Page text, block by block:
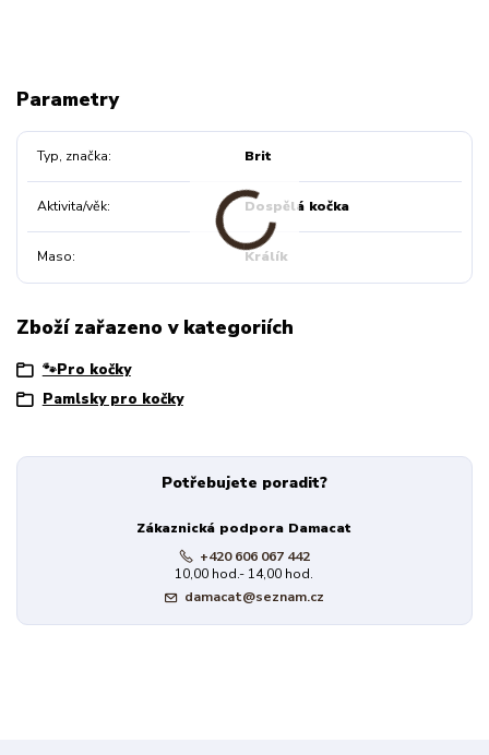
Parametry
Typ, značka Brit
Aktivita/věk Dospělá kočka
Maso Králík
Zboží zařazeno v kategoriích
🐾Pro kočky
Pamlsky pro kočky
Potřebujete poradit?
Zákaznická podpora Damacat
+420 606 067 442
10,00 hod.- 14,00 hod.
damacat@seznam.cz